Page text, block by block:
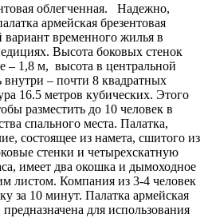
облегченная. Надежно,
армейская брезентовая
временного жилья в
Высота боковых стенок
– 1,8 м, высота в центральной
– почти 8 квадратных
16.5 метров кубических. Этого
разместить до 10 человек в
спального места. Палатка,
состоящее из намета, сшитого из
стенки и четырехскатную
имеет два окошка и дымоходное
листом. Компания из 3-4 человек
за 10 минут. Палатка армейская
для использования